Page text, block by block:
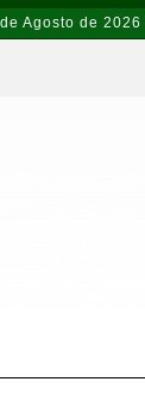
Agosto de 2026